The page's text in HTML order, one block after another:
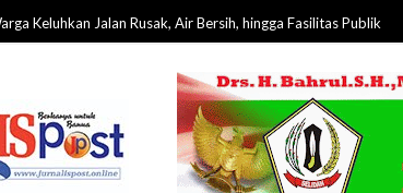
Jalan Rusak, Air Bersih, hingga Fasilitas Publik 07 Aug 2026